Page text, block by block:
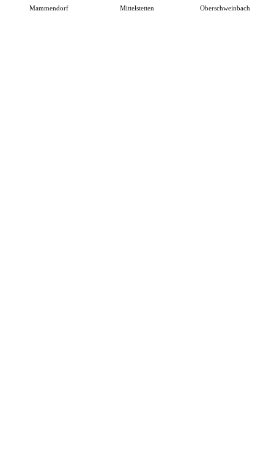
Mammendorf Mittelstetten Oberschweinbach